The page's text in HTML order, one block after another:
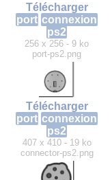
Télécharger
port connexion
ps2
256 x 256 - 9 ko
port-ps2.png
Télécharger
port connexion
ps2
407 x 410 - 19 ko
connector-ps2.png